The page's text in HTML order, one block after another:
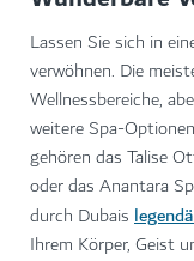
Lassen Sie sich in
verwöhnen. Die
Wellnessbereiche,
weitere Spa-
gehören das Talise
oder das Anantara
durch Dubais
Ihrem Körper, Geist